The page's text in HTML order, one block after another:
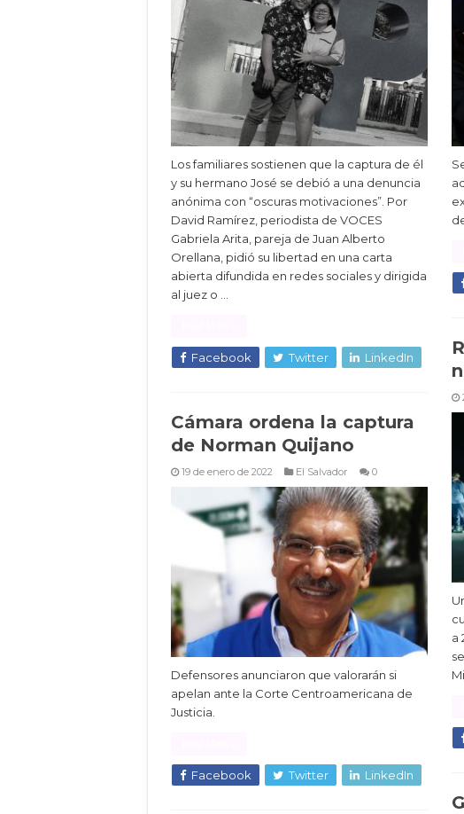
Los familiares sostienen que la captura de él
y su hermano José se debió a una denuncia
anónima con “oscuras motivaciones”. Por
David Ramírez, periodista de VOCES
Gabriela Arita, pareja de Juan Alberto
Orellana, pidió su libertad en una carta
abierta difundida en redes sociales y dirigida
al juez o …
Facebook Twitter LinkedIn
a
Cámara ordena la captura
de Norman Quijano
19 de enero de 2022 El Salvador 0
Defensores anunciaron que valorarán si
apelan ante la Corte Centroamericana de
Justicia.
Facebook Twitter LinkedIn